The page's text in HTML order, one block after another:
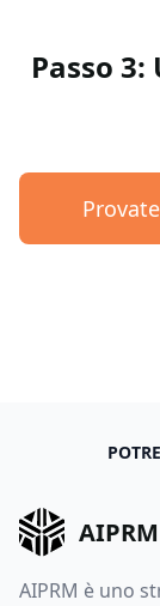
Passo
AIPRM
AIPRM è uno